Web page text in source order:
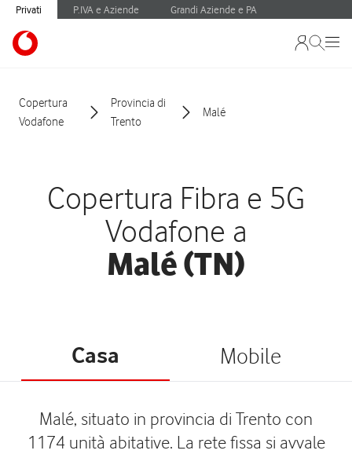
Privati P.IVA e Aziende Grandi Aziende e PA
Copertura
Vodafone
Provincia di
Trento
Malé
Copertura Fibra e 5G
Vodafone a
Malé (TN)
Casa Mobile
Malé, situato in provincia di Trento con
1174 unità abitative. La rete fissa si avvale